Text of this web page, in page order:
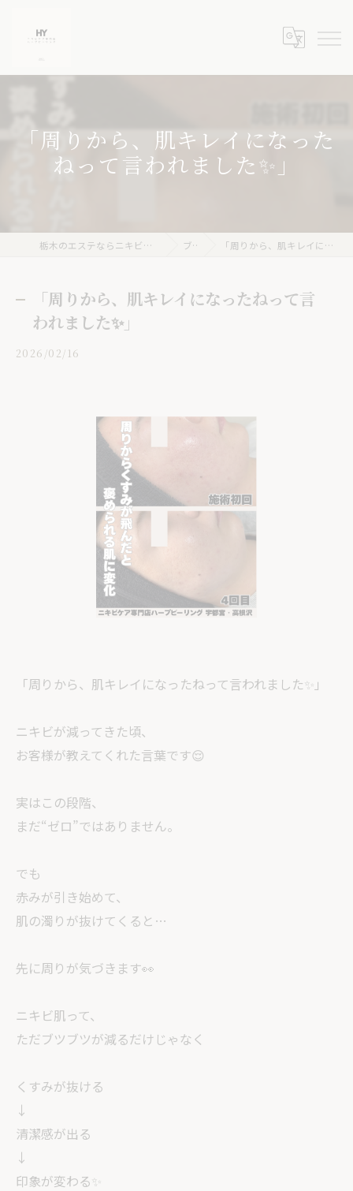
「周りから、肌キレイになった
ねって言われました✨」
栃木のエステならニキビケア専門店 ハーブピーリングHY ブログ 「周りから、肌キレイになったねって言われました✨」
「周りから、肌キレイになったねって言
われました✨」
2026/02/16
「周りから、肌キレイになったねって言われました✨」
ニキビが減ってきた頃、
お客様が教えてくれた言葉です😌
実はこの段階、
まだ“ゼロ”ではありません。
でも
赤みが引き始めて、
肌の濁りが抜けてくると…
先に周りが気づきます👀
ニキビ肌って、
ただブツブツが減るだけじゃなく
くすみが抜ける
↓
清潔感が出る
↓
印象が変わる✨